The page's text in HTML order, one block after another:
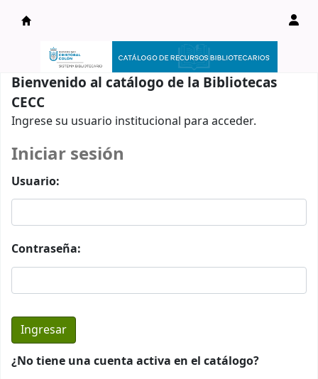
Catálogo en línea
Bienvenido al catálogo de la Bibliotecas
CECC
Ingrese su usuario institucional para acceder.
Iniciar sesión
Usuario:
Contraseña:
¿No tiene una cuenta activa en el catálogo?